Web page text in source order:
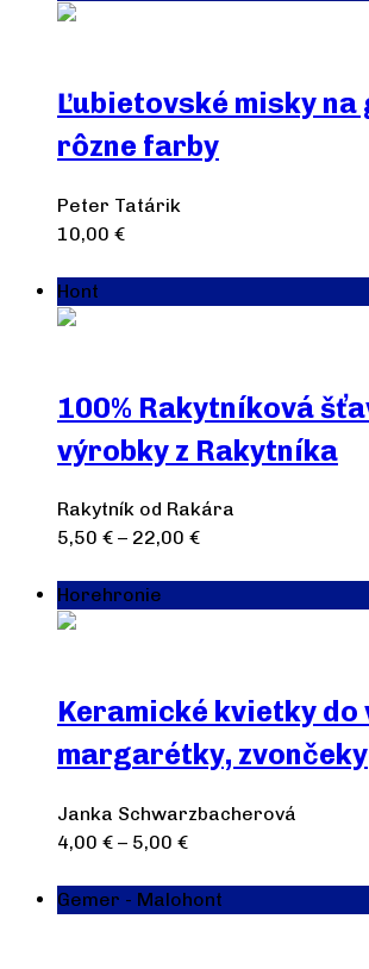
Ľubietovské misky na
rôzne farby
Peter Tatárik
10,00 €
Hont
100% Rakytníková
výrobky z Rakytníka
Rakytník od Rakára
5,50 € – 22,00 €
Horehronie
Keramické kvietky do
margarétky, zvončeky
Janka Schwarzbacherová
4,00 € – 5,00 €
Gemer - Malohont